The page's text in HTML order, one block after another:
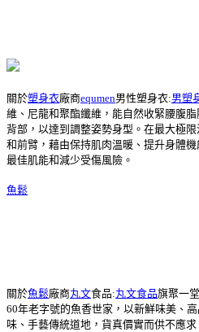
關於塑身衣廠商equmen男性塑身衣:男塑
維、尼龍和聚酯纖維，能自然收緊腰腹
背部，以達到調整姿勢身型。在最大極
和前臂，藉由保持肌肉溫暖、提升身體
最佳肌能和減少受傷風險。
魚鬆
關於魚鬆廠商丸文食品:丸文食品旗聚一
60年老字號的魚香世家，以新鮮味美、
味、手藝傳統道地，貨真價實而供不應